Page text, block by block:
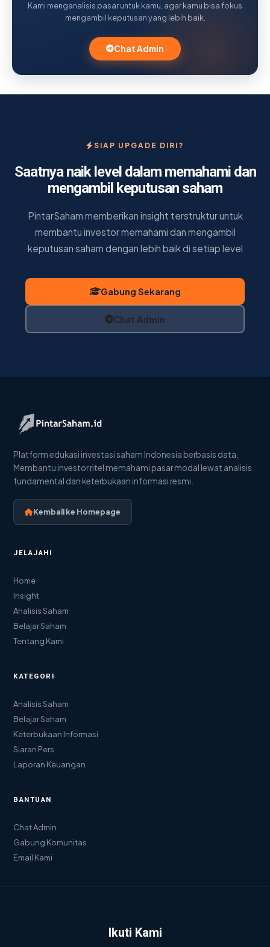
Kami menganalisis pasar untuk kamu, agar kamu bisa fokus
mengambil keputusan yang lebih baik.
Chat Admin
SIAP UPGADE DIRI?
Saatnya naik level dalam memahami dan
mengambil keputusan saham
PintarSaham memberikan insight terstruktur untuk
membantu investor memahami dan mengambil
keputusan saham dengan lebih baik di setiap level
Gabung Sekarang
Chat Admin
Platform edukasi investasi saham Indonesia berbasis data.
Membantu investor ritel memahami pasar modal lewat analisis
fundamental dan keterbukaan informasi resmi.
Kembali ke Homepage
JELAJAHI
Home
Insight
Analisis Saham
Belajar Saham
Tentang Kami
KATEGORI
Analisis Saham
Belajar Saham
Keterbukaan Informasi
Siaran Pers
Laporan Keuangan
BANTUAN
Chat Admin
Gabung Komunitas
Email Kami
Ikuti Kami